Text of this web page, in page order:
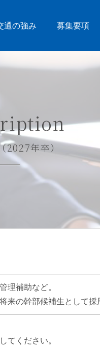
通の強み 募集要項
2027年卒）
理補助など。
来の幹部候補生として採
てください。